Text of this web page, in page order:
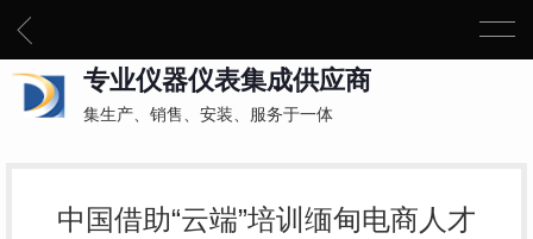
专业仪器仪表集成供应商
集生产、销售、安装、服务于一体
中国借助“云端”培训缅甸电商人才